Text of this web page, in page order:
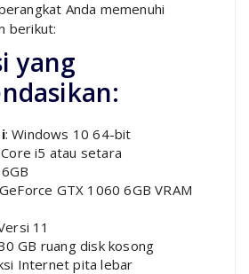
Anda memenuhi
berikut:
yang
: Windows 10 64-bit
i5 atau setara
GTX 1060 6GB VRAM
11
GB ruang disk kosong
Internet pita lebar